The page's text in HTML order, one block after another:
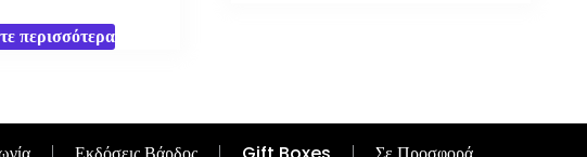
περισσότερα